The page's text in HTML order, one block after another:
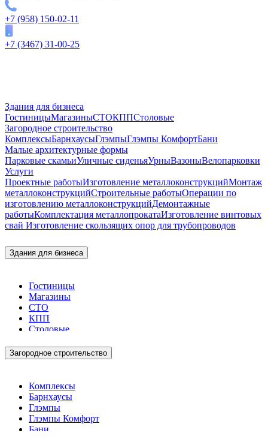
+7 (958) 150-02-11
+7 (3467) 31-00-25
Здания для бизнеса
ГостиницыМагазиныСТОКППСтоловые
Загородное строительство
КомплексыБарнхаусыГлэмпыГлэмпы КомфортБани
Малые архитектурные формы
Парковые скамьиУличные сиденьяУрныВазоныВелопарковки
Услуги
Проектные работыИзготовление металлоконструкцийМонтаж
металлоконструкцийСтроительные работыОперации по
изготовлению металлоконструкцийДемонтажные
работыКомплектация металлопрокатаИзготовление винтовых
свай Изготовление скользящих опор для трубопроводов
Здания для бизнеса
Гостиницы
Магазины
СТО
КПП
Столовые
Загородное строительство
Комплексы
Барнхаусы
Глэмпы
Глэмпы Комфорт
Бани